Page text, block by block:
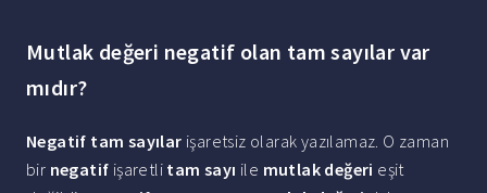
Mutlak değeri negatif olan tam sayılar var
mıdır?
Negatif tam sayılar işaretsiz olarak yazılamaz. O zaman
bir negatif işaretli tam sayı ile mutlak değeri eşit